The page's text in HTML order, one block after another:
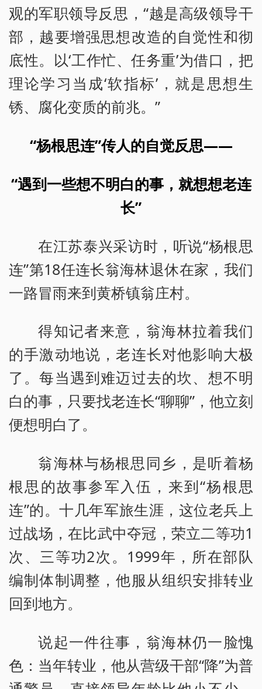
观的军职领导反思，“越是高级领导干
部，越要增强思想改造的自觉性和彻
底性。以‘工作忙、任务重’为借口，把
理论学习当成‘软指标’，就是思想生
锈、腐化变质的前兆。”
“杨根思连”传人的自觉反思——
“遇到一些想不明白的事，就想想老连
长”
在江苏泰兴采访时，听说“杨根思
连”第18任连长翁海林退休在家，我们
一路冒雨来到黄桥镇翁庄村。
得知记者来意，翁海林拉着我们
的手激动地说，老连长对他影响大极
了。每当遇到难迈过去的坎、想不明
白的事，只要找老连长“聊聊”，他立刻
便想明白了。
翁海林与杨根思同乡，是听着杨
根思的故事参军入伍，来到“杨根思
连”的。十几年军旅生涯，这位老兵上
过战场，在比武中夺冠，荣立二等功1
次、三等功2次。1999年，所在部队
编制体制调整，他服从组织安排转业
回到地方。
说起一件往事，翁海林仍一脸愧
色：当年转业，他从营级干部“降”为普